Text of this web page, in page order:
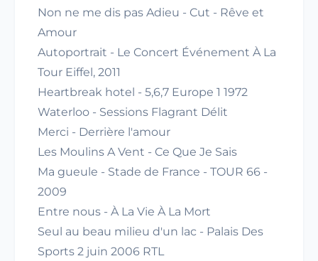
Non ne me dis pas Adieu - Cut - Rêve et
Amour
Autoportrait - Le Concert Événement À La
Tour Eiffel, 2011
Heartbreak hotel - 5,6,7 Europe 1 1972
Waterloo - Sessions Flagrant Délit
Merci - Derrière l'amour
Les Moulins A Vent - Ce Que Je Sais
Ma gueule - Stade de France - TOUR 66 -
2009
Entre nous - À La Vie À La Mort
Seul au beau milieu d'un lac - Palais Des
Sports 2 juin 2006 RTL